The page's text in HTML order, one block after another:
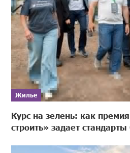
Жилье
Курс на зелень: как
строить» задает стандарты